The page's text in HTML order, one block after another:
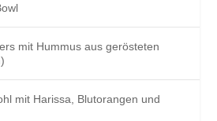
mit Hummus aus gerösteten
mit Harissa, Blutorangen und